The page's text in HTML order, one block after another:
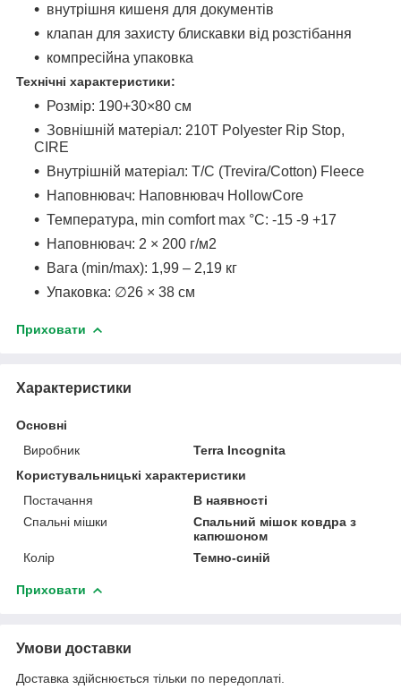
внутрішня кишеня для документів
клапан для захисту блискавки від розстібання
компресійна упаковка
Технічні характеристики:
Розмір: 190+30×80 см
Зовнішній матеріал: 210T Polyester Rip Stop,
CIRE
Внутрішній матеріал: T/C (Trevira/Cotton) Fleece
Наповнювач: Наповнювач HollowCore
Температура, min comfort max °C: -15 -9 +17
Наповнювач: 2 × 200 г/м2
Вага (min/max): 1,99 – 2,19 кг
Упаковка: ∅26 × 38 см
Приховати
Характеристики
Основні
Виробник
Terra Incognita
Користувальницькі характеристики
Постачання
В наявності
Спальні мішки
Спальний мішок ковдра з
капюшоном
Колір
Темно-синій
Приховати
Умови доставки
Доставка здійснюється тільки по передоплаті.